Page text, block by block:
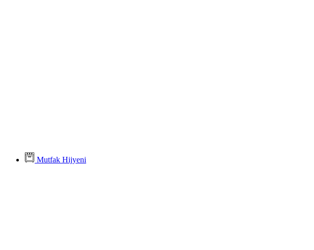
Mutfak Hijyeni